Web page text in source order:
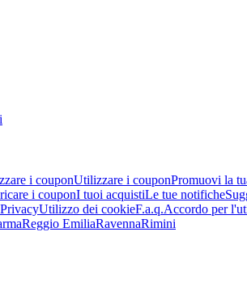
i couponUtilizzare i couponPromuovi la
i couponI tuoi acquistiLe tue notifiche
PrivacyUtilizzo dei cookieF.a.q.Accordo per
Reggio EmiliaRavennaRimini